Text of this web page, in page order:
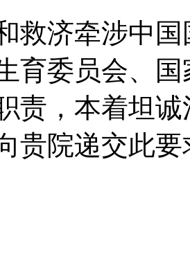
救济牵涉中
育委员会、
责，本着坦
贵院递交此要